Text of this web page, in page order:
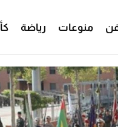
منوعات رياضة